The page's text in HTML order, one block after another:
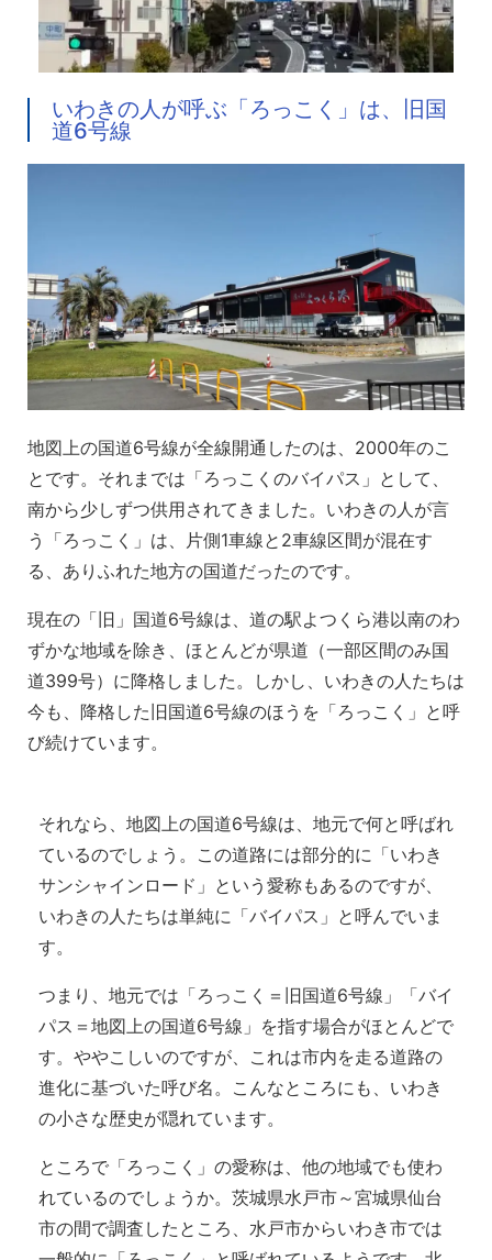
いわきの人が呼ぶ「ろっこく」は、旧国
道6号線
地図上の国道6号線が全線開通したのは、2000年のこ
とです。それまでは「ろっこくのバイパス」として、
南から少しずつ供用されてきました。いわきの人が言
う「ろっこく」は、片側1車線と2車線区間が混在す
る、ありふれた地方の国道だったのです。
現在の「旧」国道6号線は、道の駅よつくら港以南のわ
ずかな地域を除き、ほとんどが県道（一部区間のみ国
道399号）に降格しました。しかし、いわきの人たちは
今も、降格した旧国道6号線のほうを「ろっこく」と呼
び続けています。
それなら、地図上の国道6号線は、地元で何と呼ばれ
ているのでしょう。この道路には部分的に「いわき
サンシャインロード」という愛称もあるのですが、
いわきの人たちは単純に「バイパス」と呼んでいま
す。
つまり、地元では「ろっこく＝旧国道6号線」「バイ
パス＝地図上の国道6号線」を指す場合がほとんどで
す。ややこしいのですが、これは市内を走る道路の
進化に基づいた呼び名。こんなところにも、いわき
の小さな歴史が隠れています。
ところで「ろっこく」の愛称は、他の地域でも使わ
れているのでしょうか。茨城県水戸市～宮城県仙台
市の間で調査したところ、水戸市からいわき市では